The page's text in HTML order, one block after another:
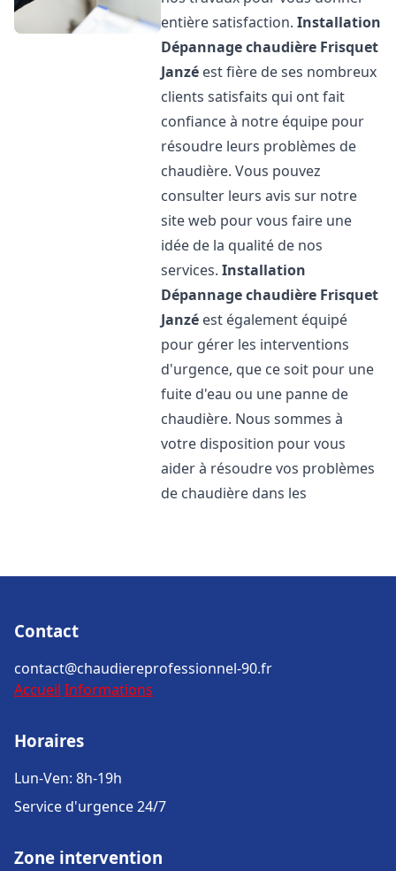
entière satisfaction.Installation
Dépannage chaudière Frisquet
Janzé est fière de ses nombreux
clients satisfaits qui ont fait
confiance à notre équipe pour
résoudre leurs problèmes de
chaudière. Vous pouvez
consulter leurs avis sur notre
site web pour vous faire une
idée de la qualité de nos
services.Installation
Dépannage chaudière Frisquet
Janzé est également équipé
pour gérer les interventions
d'urgence, que ce soit pour une
fuite d'eau ou une panne de
chaudière. Nous sommes à
votre disposition pour vous
aider à résoudre vos problèmes
de chaudière dans les
Contact
contact@chaudiereprofessionnel-90.fr
Accueil Informations
Horaires
Lun-Ven: 8h-19h
Service d'urgence 24/7
Zone intervention